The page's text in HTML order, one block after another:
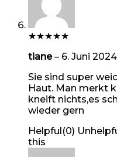
★★★★★
tiane– 6. Juni 2024
Sie sind super
Haut. Man merkt
kneift nichts,es
wieder gern
Helpful(0)
this